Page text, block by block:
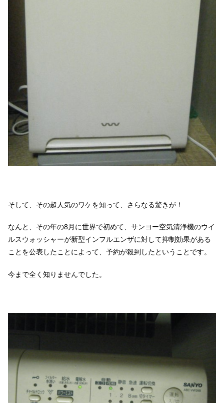
そして、その超人気のワケを知って、さらなる驚きが！
なんと、その年の8月に世界で初めて、サンヨー空気清浄機のウイ
ルスウォッシャーが新型インフルエンザに対して抑制効果がある
ことを公表したことによって、予約が殺到したということです。
今まで全く知りませんでした。